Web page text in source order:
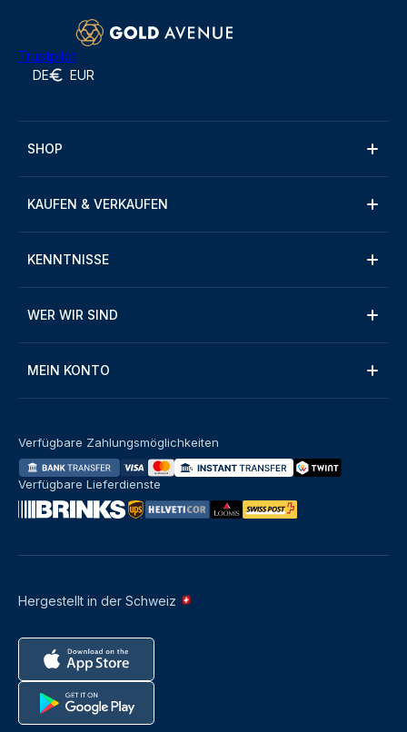
Trustpilot
DE EUR
SHOP
KAUFEN & VERKAUFEN
KENNTNISSE
WER WIR SIND
MEIN KONTO
Hergestellt in der Schweiz
Verfügbare Zahlungsmöglichkeiten
Verfügbare Lieferdienste